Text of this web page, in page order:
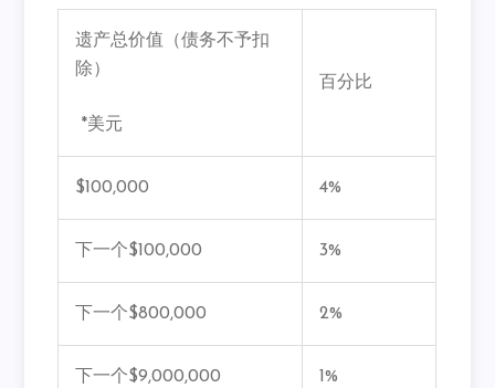
遗产总价值（债务不予扣
除）
*美元
百分比
$100,000 4%
下一个$100,000 3%
下一个$800,000 2%
下一个$9,000,000 1%